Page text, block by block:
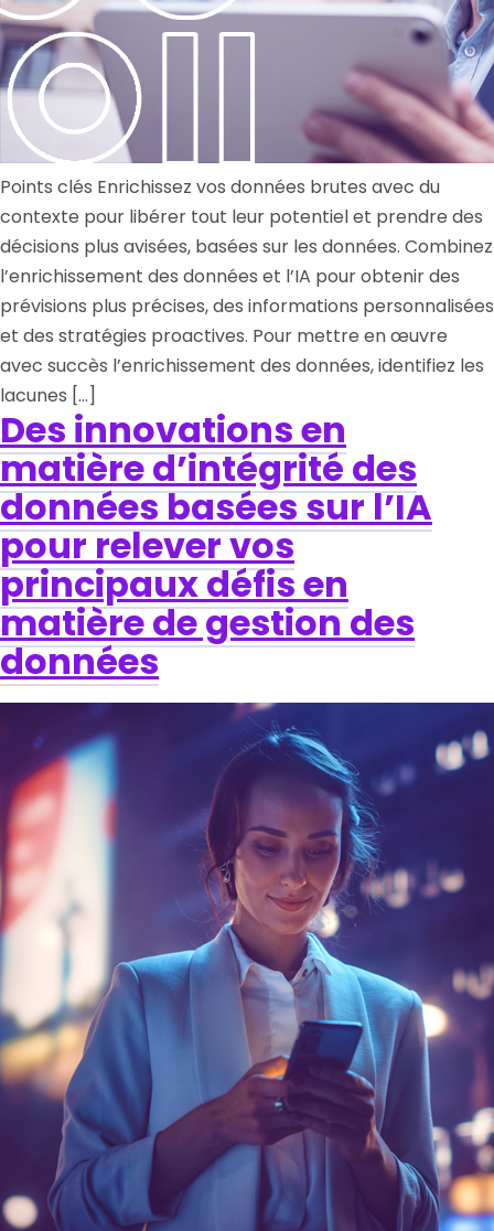
Points clés Enrichissez vos données brutes avec du
contexte pour libérer tout leur potentiel et prendre des
décisions plus avisées, basées sur les données. Combinez
l’enrichissement des données et l’IA pour obtenir des
prévisions plus précises, des informations personnalisées
et des stratégies proactives. Pour mettre en œuvre
avec succès l’enrichissement des données, identifiez les
lacunes […]
Des innovations en
matière d’intégrité des
données basées sur l’IA
pour relever vos
principaux défis en
matière de gestion des
données